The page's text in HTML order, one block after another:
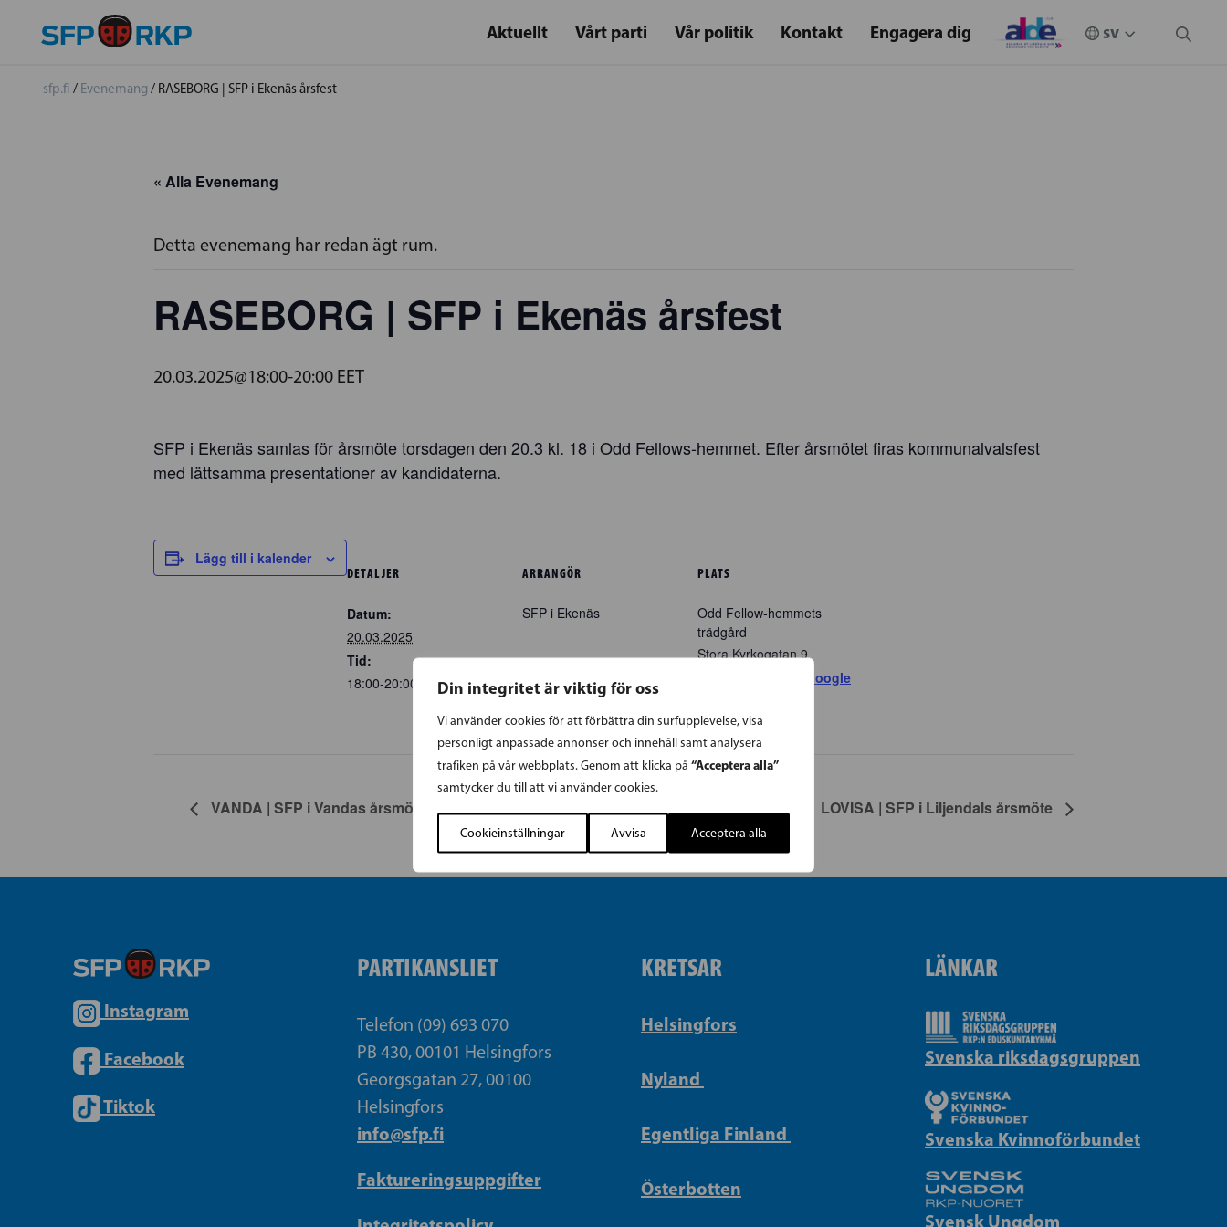
Din integritet är viktig för oss
Vi använder cookies för att förbättra din surfupplevelse, visa
personligt anpassade annonser och innehåll samt analysera
trafiken på vår webbplats. Genom att klicka på “Acceptera alla”
samtycker du till att vi använder cookies.
Cookieinställningar Avvisa Acceptera alla
Aktuellt Vårt parti Vår politik Kontakt Engagera dig
sfp.fi / Evenemang / RASEBORG | SFP i Ekenäs årsfest
« Alla Evenemang
Detta evenemang har redan ägt rum.
RASEBORG | SFP i Ekenäs årsfest
20.03.2025@18:00-20:00 EET
SFP i Ekenäs samlas för årsmöte torsdagen den 20.3 kl. 18 i Odd Fellows-hemmet. Efter årsmötet firas kommunalvalsfest
med lättsamma presentationer av kandidaterna.
Lägg till i kalender
DETALJER
Datum:
20.03.2025
Tid:
18:00-20:00
EET
ARRANGÖR
SFP i Ekenäs
PLATS
Odd Fellow-hemmets
trädgård
Stora Kyrkogatan 9
+ Google
VANDA | SFP i Vandas årsmöte LOVISA | SFP i Liljendals årsmöte
Instagram
Facebook
Tiktok
PARTIKANSLIET
Telefon (09) 693 070
PB 430, 00101 Helsingfors
Georgsgatan 27, 00100
Helsingfors
info@sfp.fi
Faktureringsuppgifter
KRETSAR
Helsingfors
Nyland
Egentliga Finland
Österbotten
LÄNKAR
Svenska riksdagsgruppen
Svenska Kvinnoförbundet
Svensk Ungdom